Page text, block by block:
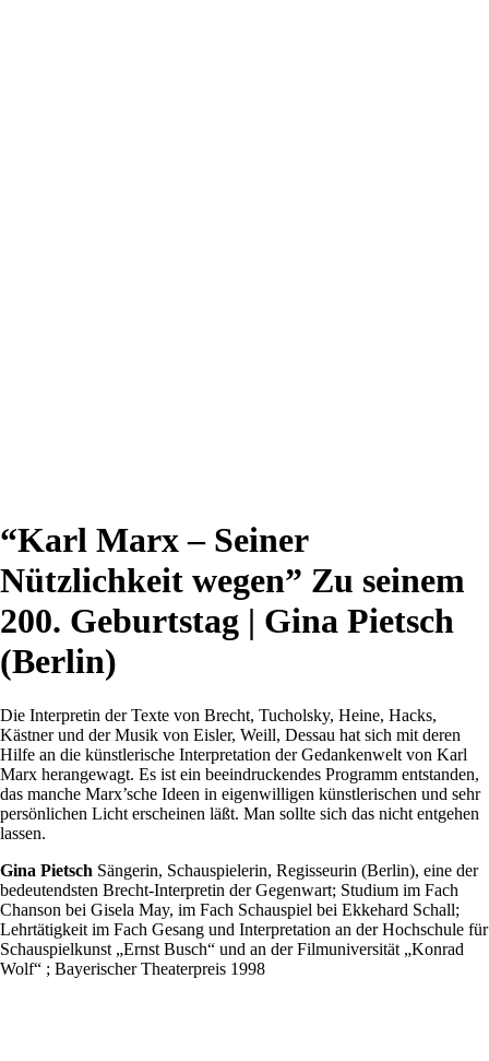
“Karl Marx – Seiner
Nützlichkeit wegen” Zu seinem
200. Geburtstag | Gina Pietsch
(Berlin)
Die Interpretin der Texte von Brecht, Tucholsky, Heine, Hacks,
Kästner und der Musik von Eisler, Weill, Dessau hat sich mit deren
Hilfe an die künstlerische Interpretation der Gedankenwelt von Karl
Marx herangewagt. Es ist ein beeindruckendes Programm entstanden,
das manche Marx’sche Ideen in eigenwilligen künstlerischen und sehr
persönlichen Licht erscheinen läßt. Man sollte sich das nicht entgehen
lassen.
Gina Pietsch Sängerin, Schauspielerin, Regisseurin (Berlin), eine der
bedeutendsten Brecht-Interpretin der Gegenwart; Studium im Fach
Chanson bei Gisela May, im Fach Schauspiel bei Ekkehard Schall;
Lehrtätigkeit im Fach Gesang und Interpretation an der Hochschule für
Schauspielkunst „Ernst Busch“ und an der Filmuniversität „Konrad
Wolf“ ; Bayerischer Theaterpreis 1998